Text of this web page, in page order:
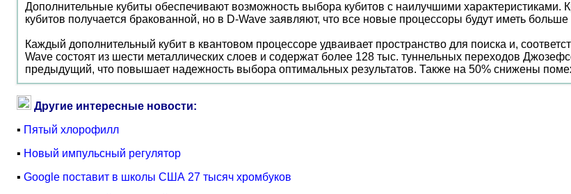
Дополнительные кубиты обеспечивают возможность выбора кубитов с наилучшими характеристиками.
кубитов получается бракованной, но в D-Wave заявляют, что все новые процессоры будут иметь
Каждый дополнительный кубит в квантовом процессоре удваивает пространство для поиска и,
Wave состоят из шести металлических слоев и содержат более 128 тыс. туннельных переходов
предыдущий, что повышает надежность выбора оптимальных результатов. Также на 50% снижены
Другие интересные новости:
▪ Пятый хлорофилл
▪ Новый импульсный регулятор
▪ Google поставит в школы США 27 тысяч хромбуков